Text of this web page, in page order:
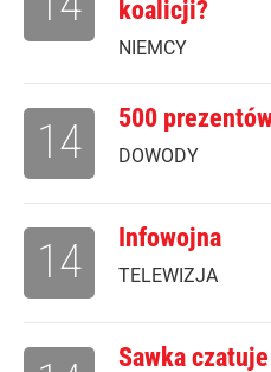
koalicji?
NIEMCY
500
DOWODY
14
Infowojna
TELEWIZJA
14
Sawka czatuje